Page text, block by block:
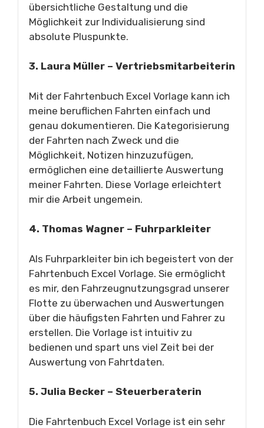
übersichtliche Gestaltung und die
Möglichkeit zur Individualisierung sind
absolute Pluspunkte.
3. Laura Müller – Vertriebsmitarbeiterin
Mit der Fahrtenbuch Excel Vorlage kann ich
meine beruflichen Fahrten einfach und
genau dokumentieren. Die Kategorisierung
der Fahrten nach Zweck und die
Möglichkeit, Notizen hinzuzufügen,
ermöglichen eine detaillierte Auswertung
meiner Fahrten. Diese Vorlage erleichtert
mir die Arbeit ungemein.
4. Thomas Wagner – Fuhrparkleiter
Als Fuhrparkleiter bin ich begeistert von der
Fahrtenbuch Excel Vorlage. Sie ermöglicht
es mir, den Fahrzeugnutzungsgrad unserer
Flotte zu überwachen und Auswertungen
über die häufigsten Fahrten und Fahrer zu
erstellen. Die Vorlage ist intuitiv zu
bedienen und spart uns viel Zeit bei der
Auswertung von Fahrtdaten.
5. Julia Becker – Steuerberaterin
Die Fahrtenbuch Excel Vorlage ist ein sehr